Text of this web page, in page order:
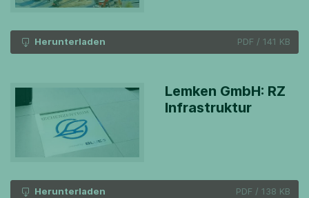
Herunterladen PDF / 141 KB
Lemken GmbH: RZ
Infrastruktur
Herunterladen PDF / 138 KB